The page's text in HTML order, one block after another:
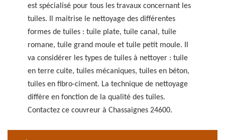
est spécialisé pour tous les travaux concernant les
tuiles. Il maitrise le nettoyage des différentes
formes de tuiles : tuile plate, tuile canal, tuile
romane, tuile grand moule et tuile petit moule. Il
va considérer les types de tuiles à nettoyer : tuile
en terre cuite, tuiles mécaniques, tuiles en béton,
tuiles en fibro-ciment. La technique de nettoyage
diffère en fonction de la qualité des tuiles.
Contactez ce couvreur à Chassaignes 24600.